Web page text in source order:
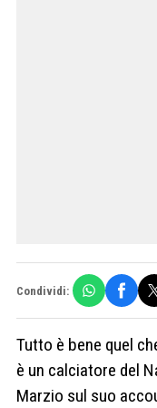
Condividi:
Tutto è bene quel
è un calciatore del
Marzio sul suo